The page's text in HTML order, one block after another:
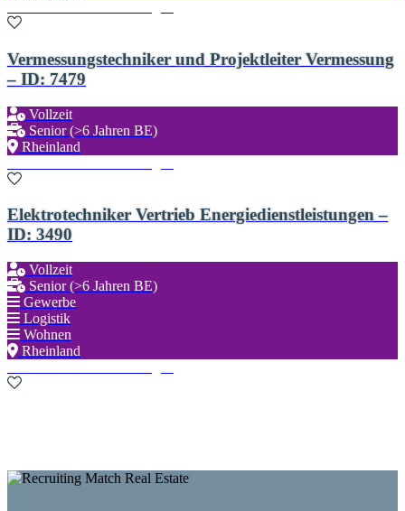
Vermessungstechniker und Projektleiter Vermessung
– ID: 7479
Vollzeit
Senior (>6 Jahren BE)
Rheinland
Elektrotechniker Vertrieb Energiedienstleistungen –
ID: 3490
Vollzeit
Senior (>6 Jahren BE)
Gewerbe
Logistik
Wohnen
Rheinland